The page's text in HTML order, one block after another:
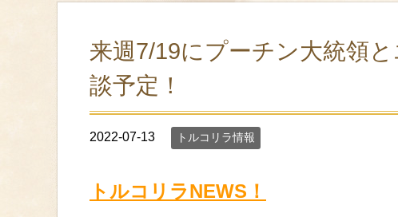
来週7/19にプーチン大統領
談予定！
2022-07-13 トルコリラ情報
トルコリラNEWS！